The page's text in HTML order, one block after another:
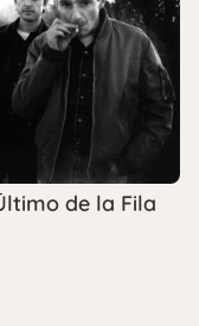
de la Fila